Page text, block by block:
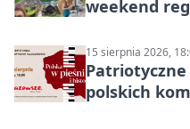
weekend
15 sierpnia 2026,
polskich